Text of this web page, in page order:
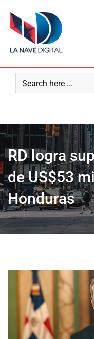
content
RD logra
de US$53
Honduras